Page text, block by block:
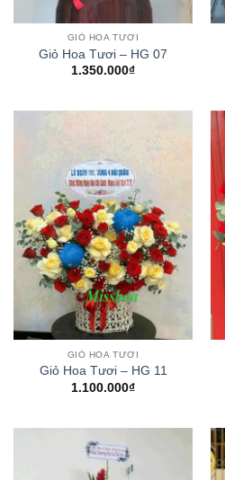
GIỎ HOA TƯƠI
Giỏ Hoa Tươi – HG 07
1.350.000₫
GIỎ HOA TƯƠI
Giỏ Hoa Tươi – HG 11
1.100.000₫